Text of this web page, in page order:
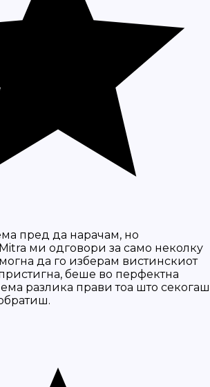
пред да нарачам, но
ми одговори за само неколку
да го изберам вистинскиот
беше во перфектна
разлика прави тоа што секогаш